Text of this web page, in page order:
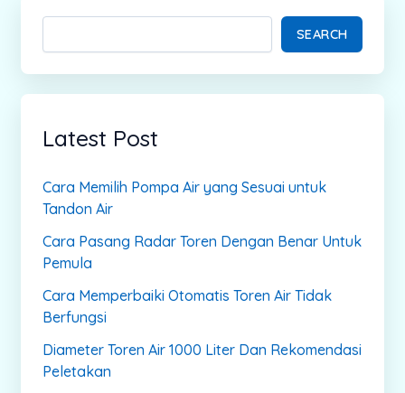
SEARCH
Latest Post
Cara Memilih Pompa Air yang Sesuai untuk
Tandon Air
Cara Pasang Radar Toren Dengan Benar Untuk
Pemula
Cara Memperbaiki Otomatis Toren Air Tidak
Berfungsi
Diameter Toren Air 1000 Liter Dan Rekomendasi
Peletakan